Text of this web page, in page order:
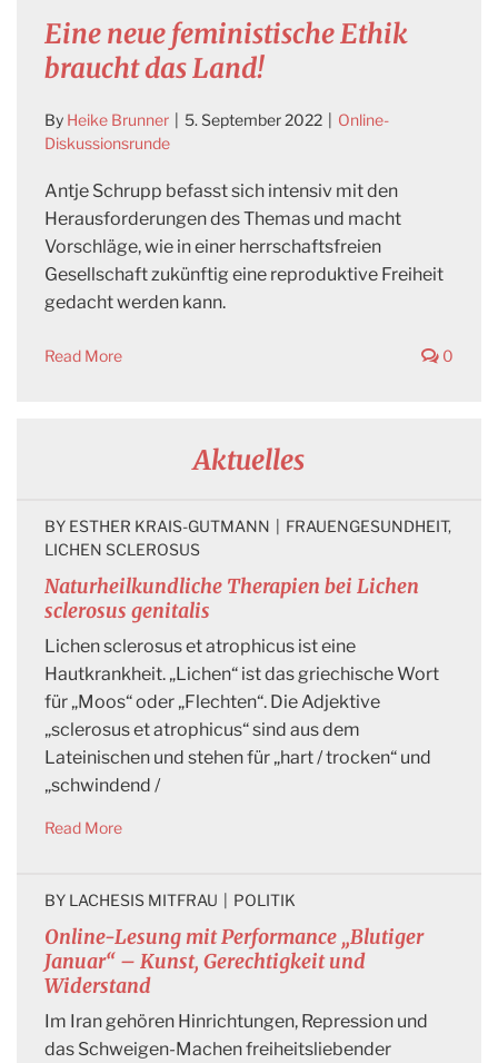
Eine neue feministische Ethik
braucht das Land!
By Heike Brunner 5. September 2022
Online-
Diskussionsrunde
Antje Schrupp befasst sich intensiv mit den
Herausforderungen des Themas und macht
Vorschläge, wie in einer herrschaftsfreien
Gesellschaft zukünftig eine reproduktive Freiheit
gedacht werden kann.
Read More 0
Aktuelles
Naturheilkundliche Therapien bei Lichen
sclerosus genitalis
BY ESTHER KRAIS-GUTMANN FRAUENGESUNDHEIT
LICHEN SCLEROSUS
Lichen sclerosus et atrophicus ist eine
Hautkrankheit. „Lichen“ ist das griechische Wort
für „Moos“ oder „Flechten“. Die Adjektive
„sclerosus et atrophicus“ sind aus dem
Lateinischen und stehen für „hart / trocken“ und
„schwindend /
Read More
Online-Lesung mit Performance „Blutiger
Januar“ – Kunst, Gerechtigkeit und
Widerstand
BY LACHESIS MITFRAU POLITIK
Im Iran gehören Hinrichtungen, Repression und
das Schweigen-Machen freiheitsliebender